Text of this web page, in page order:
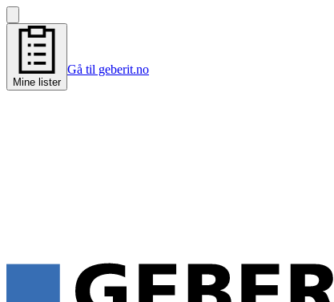
Mine lister
Gå til geberit.no